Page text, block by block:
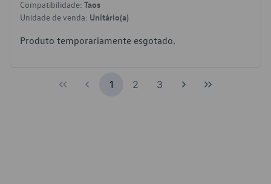
Compatibilidade: Taos
Unidade de venda: Unitário(a)
Produto temporariamente esgotado.
1 2 3